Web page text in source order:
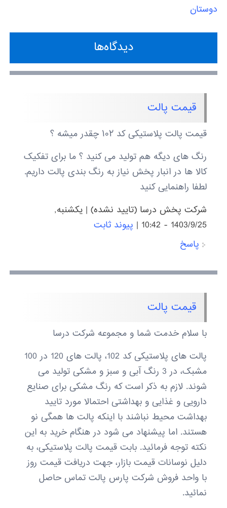
دوستان
دیدگاه‌ها
قیمت پالت
قیمت پالت پلاستیکی کد ۱۰۲ چقدر میشه ؟
رنگ های دیگه هم تولید می کنید ؟ ما برای تفکیک
کالا ها در انبار پخش نیاز به رنگ بندی پالت داریم.
لطفا راهنمایی کنید
شرکت پخش درسا (تایید نشده)| يكشنبه,
1403/9/25 - 10:42
| پیوند ثابت
پاسخ
قیمت پالت
با سلام خدمت شما و مجموعه شرکت درسا
پالت های پلاستیکی کد 102، پالت های 120 در 100
مشبک، در 3 رنگ آبی و سبز و مشکی تولید می
شوند. لازم به ذکر است که رنگ مشکی برای صنایع
دارویی و غذایی و بهداشتی احتمالا مورد تایید
بهداشت محیط نباشند با اینکه پالت ها همگی نو
هستند. اما پیشنهاد می شود در هنگام خرید به این
نکته توجه فرمائید. بابت قیمت پالت پلاستیکی، به
دلیل نوسانات قیمت بازار، جهت دریافت قیمت روز
با واحد فروش شرکت پارس پالت تماس حاصل
نمائید.